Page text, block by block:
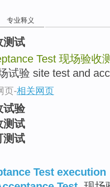
专业释义
测试
Test 现场验收
试验 site test and
页-相关网页
试验
测试
测试
Test execution